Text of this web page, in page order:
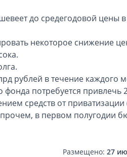
до средегодовой цены
некоторое снижение
рублей в течение каждого
фонда потребуется привлечь
средств от приватизации
в первом полугодии
Размещено: 27